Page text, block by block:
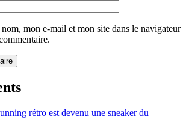
mon e-mail et mon site dans le navigateur
rétro est devenu une sneaker du